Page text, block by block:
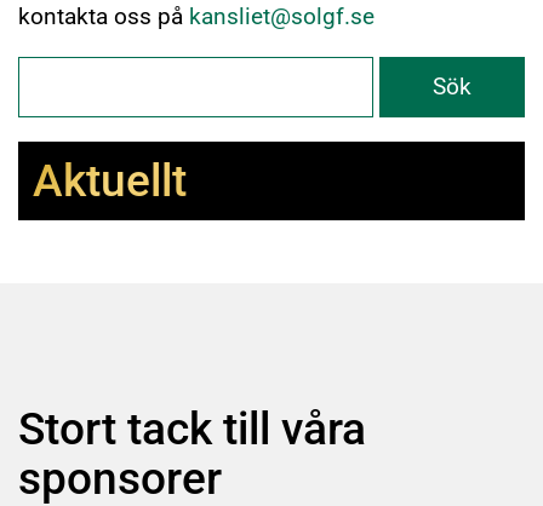
kontakta oss på kansliet@solgf.se
Aktuellt
Stort tack till våra
sponsorer